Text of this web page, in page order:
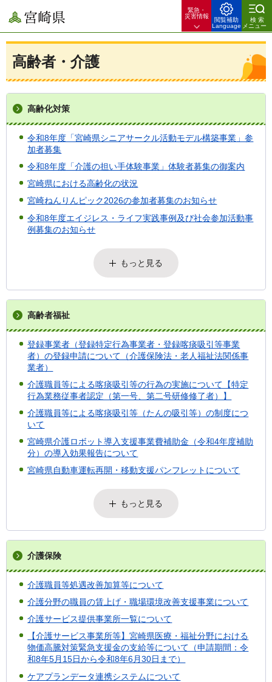
宮崎県
緊急・
災害情報
閲覧補助
Language
検索
メニュー
高齢者・介護
高齢化対策
令和8年度「宮崎県シニアサークル活動モデル構築事業」参
加者募集
令和8年度「介護の担い手体験事業」体験者募集の御案内
宮崎県における高齢化の状況
宮崎ねんりんピック2026の参加者募集のお知らせ
令和8年度エイジレス・ライフ実践事例及び社会参加活動事
例募集のお知らせ
もっと見る
高齢者福祉
登録事業者（登録特定行為事業者・登録喀痰吸引等事業
者）の登録申請について（介護保険法・老人福祉法関係事
業者）
介護職員等による喀痰吸引等の行為の実施について【特定
行為業務従事者認定（第一号、第二号研修修了者）】
介護職員等による喀痰吸引等（たんの吸引等）の制度につ
いて
宮崎県介護ロボット導入支援事業費補助金（令和4年度補助
分）の導入効果報告について
宮崎県自動車運転再開・移動支援パンフレットについて
もっと見る
介護保険
介護職員等処遇改善加算等について
介護分野の職員の賃上げ・職場環境改善支援事業について
介護サービス提供事業所一覧について
【介護サービス事業所等】宮崎県医療・福祉分野における
物価高騰対策緊急支援金の支給等について（申請期間：令
和8年5月15日から令和8年6月30日まで）
ケアプランデータ連携システムについて